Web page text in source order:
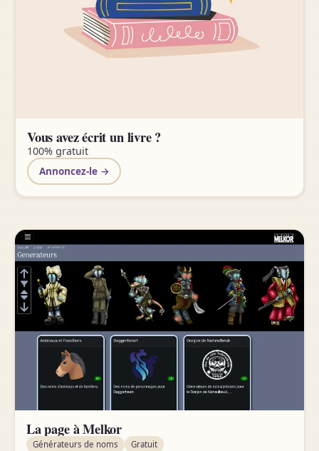
Vous avez écrit un livre ?
100% gratuit
Annoncez-le →
La page à Melkor
Générateurs de noms Gratuit